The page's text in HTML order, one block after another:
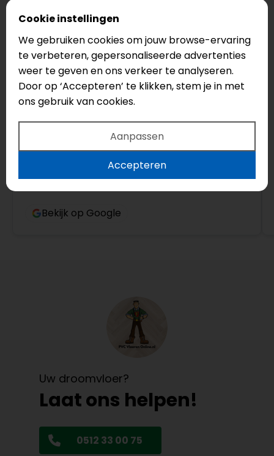
Yannick Van der Cingel
4 maanden geleden
Top bedrijf! Echt een aanrader, vriendelijke
mensen die meedenken en advies geven.
Bekijk op Google
Cookie instellingen
We gebruiken cookies om jouw browse-ervaring
te verbeteren, gepersonaliseerde advertenties
weer te geven en ons verkeer te analyseren.
Door op ‘Accepteren’ te klikken, stem je in met
ons gebruik van cookies.
Aanpassen
Accepteren
Uw droomvloer?
Laat ons helpen!
0512 33 00 75